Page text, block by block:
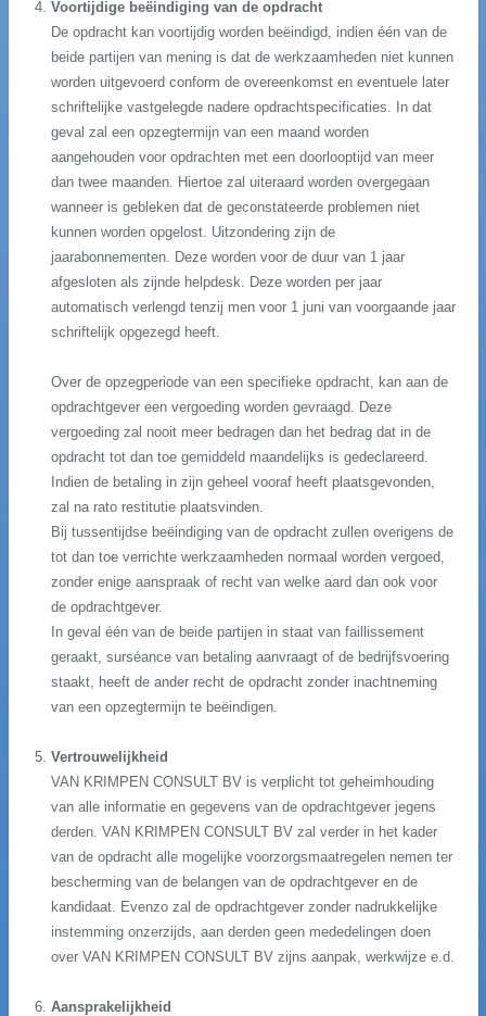
Voortijdige beëindiging van de opdracht
De opdracht kan voortijdig worden beëindigd, indien één van de
beide partijen van mening is dat de werkzaamheden niet kunnen
worden uitgevoerd conform de overeenkomst en eventuele later
schriftelijke vastgelegde nadere opdrachtspecificaties. In dat
geval zal een opzegtermijn van een maand worden
aangehouden voor opdrachten met een doorlooptijd van meer
dan twee maanden. Hiertoe zal uiteraard worden overgegaan
wanneer is gebleken dat de geconstateerde problemen niet
kunnen worden opgelost. Uitzondering zijn de
jaarabonnementen. Deze worden voor de duur van 1 jaar
afgesloten als zijnde helpdesk. Deze worden per jaar
automatisch verlengd tenzij men voor 1 juni van voorgaande jaar
schriftelijk opgezegd heeft.
Over de opzegperiode van een specifieke opdracht, kan aan de
opdrachtgever een vergoeding worden gevraagd. Deze
vergoeding zal nooit meer bedragen dan het bedrag dat in de
opdracht tot dan toe gemiddeld maandelijks is gedeclareerd.
Indien de betaling in zijn geheel vooraf heeft plaatsgevonden,
zal na rato restitutie plaatsvinden.
Bij tussentijdse beëindiging van de opdracht zullen overigens de
tot dan toe verrichte werkzaamheden normaal worden vergoed,
zonder enige aanspraak of recht van welke aard dan ook voor
de opdrachtgever.
In geval één van de beide partijen in staat van faillissement
geraakt, surséance van betaling aanvraagt of de bedrijfsvoering
staakt, heeft de ander recht de opdracht zonder inachtneming
van een opzegtermijn te beëindigen.
Vertrouwelijkheid
VAN KRIMPEN CONSULT BV is verplicht tot geheimhouding
van alle informatie en gegevens van de opdrachtgever jegens
derden. VAN KRIMPEN CONSULT BV zal verder in het kader
van de opdracht alle mogelijke voorzorgsmaatregelen nemen ter
bescherming van de belangen van de opdrachtgever en de
kandidaat. Evenzo zal de opdrachtgever zonder nadrukkelijke
instemming onzerzijds, aan derden geen mededelingen doen
over VAN KRIMPEN CONSULT BV zijns aanpak, werkwijze e.d.
Aansprakelijkheid